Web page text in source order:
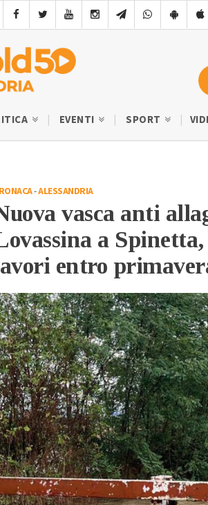
EVENTI SPORT
-ALESSANDRIA
vasca anti
a
entro